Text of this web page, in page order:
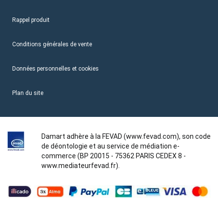
Rappel produit
Conditions générales de vente
Données personnelles et cookies
Plan du site
Damart adhère à la FEVAD (www.fevad.com), son code
de déontologie et au service de médiation e-
commerce (BP 20015 - 75362 PARIS CEDEX 8 -
www.mediateurfevad.fr).